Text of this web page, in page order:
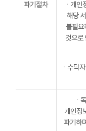
파기절차
ㆍ개인
해당
불필요
것으로
ㆍ수탁
ㆍ
개인정
파기하